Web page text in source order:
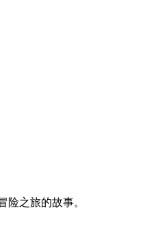
险之旅的故事。